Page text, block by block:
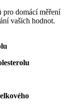
pro domácí měření
vašich hodnot.